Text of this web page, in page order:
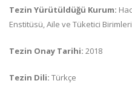
Tezin Yürütüldüğü Kurum:
Enstitüsü, Aile ve Tüketici
Tezin Onay Tarihi: 2018
Tezin Dili: Türkçe